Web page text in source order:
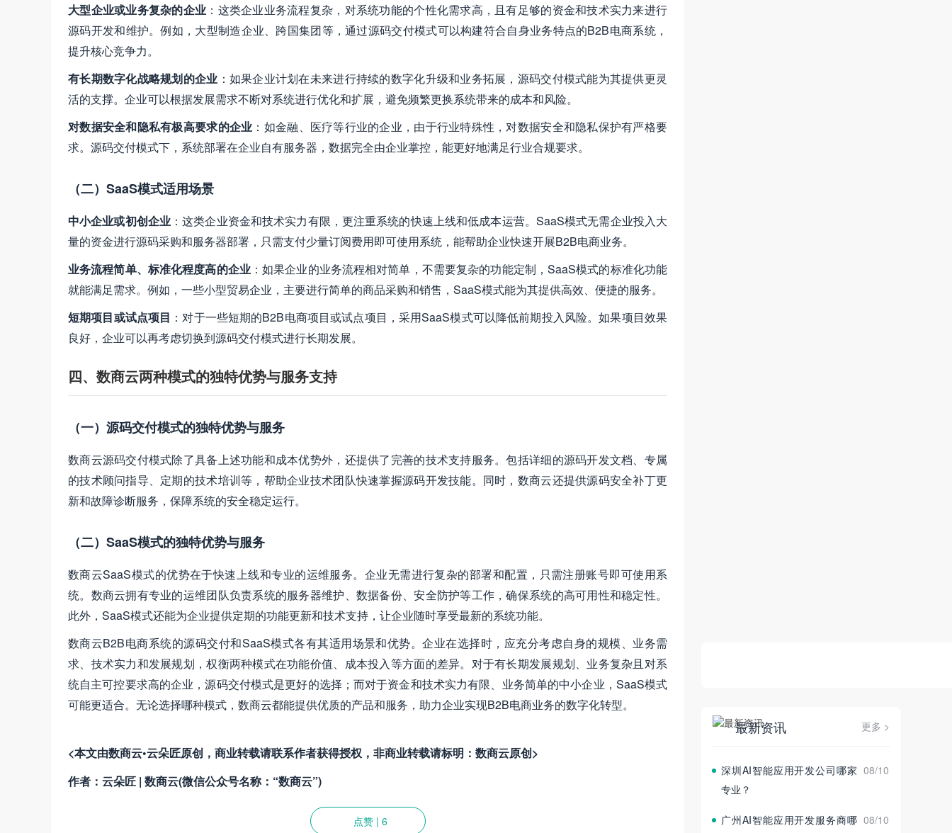
大型企业或业务复杂的企业 ：这类企业业务流程复杂，对系统功能的个性化需求高，且有足够的资金和技术实力来进行
源码开发和维护。例如，大型制造企业、跨国集团等，通过源码交付模式可以构建符合自身业务特点的B2B电商系统，
提升核心竞争力。
有长期数字化战略规划的企业 ：如果企业计划在未来进行持续的数字化升级和业务拓展，源码交付模式能为其提供更灵
活的支撑。企业可以根据发展需求不断对系统进行优化和扩展，避免频繁更换系统带来的成本和风险。
对数据安全和隐私有极高要求的企业 ：如金融、医疗等行业的企业，由于行业特殊性，对数据安全和隐私保护有严格要
求。源码交付模式下，系统部署在企业自有服务器，数据完全由企业掌控，能更好地满足行业合规要求。
（二）SaaS模式适用场景
中小企业或初创企业 ：这类企业资金和技术实力有限，更注重系统的快速上线和低成本运营。SaaS模式无需企业投入大
量的资金进行源码采购和服务器部署，只需支付少量订阅费用即可使用系统，能帮助企业快速开展B2B电商业务。
业务流程简单、标准化程度高的企业：如果企业的业务流程相对简单，不需要复杂的功能定制，SaaS模式的标准化功能
就能满足需求。例如，一些小型贸易企业，主要进行简单的商品采购和销售，SaaS模式能为其提供高效、便捷的服务。
短期项目或试点项目 ：对于一些短期的B2B电商项目或试点项目，采用SaaS模式可以降低前期投入风险。如果项目效果
良好，企业可以再考虑切换到源码交付模式进行长期发展。
四、数商云两种模式的独特优势与服务支持
（一）源码交付模式的独特优势与服务
数商云源码交付模式除了具备上述功能和成本优势外，还提供了完善的技术支持服务。包括详细的源码开发文档、专属
的技术顾问指导、定期的技术培训等，帮助企业技术团队快速掌握源码开发技能。同时，数商云还提供源码安全补丁更
新和故障诊断服务，保障系统的安全稳定运行。
（二）SaaS模式的独特优势与服务
数商云SaaS模式的优势在于快速上线和专业的运维服务。企业无需进行复杂的部署和配置，只需注册账号即可使用系
统。数商云拥有专业的运维团队负责系统的服务器维护、数据备份、安全防护等工作，确保系统的高可用性和稳定性。
此外，SaaS模式还能为企业提供定期的功能更新和技术支持，让企业随时享受最新的系统功能。
数商云B2B电商系统的源码交付和SaaS模式各有其适用场景和优势。企业在选择时，应充分考虑自身的规模、业务需
求、技术实力和发展规划，权衡两种模式在功能价值、成本投入等方面的差异。对于有长期发展规划、业务复杂且对系
统自主可控要求高的企业，源码交付模式是更好的选择；而对于资金和技术实力有限、业务简单的中小企业，SaaS模式
可能更适合。无论选择哪种模式，数商云都能提供优质的产品和服务，助力企业实现B2B电商业务的数字化转型。
<本文由数商云•云朵匠原创，商业转载请联系作者获得授权，非商业转载请标明：数商云原创>
作者：云朵匠 | 数商云(微信公众号名称：“数商云”)
点赞 | 6
最新资讯 更多 >
深圳AI智能应用开发公司哪家
专业？
08/10
广州AI智能应用开发服务商哪 08/10